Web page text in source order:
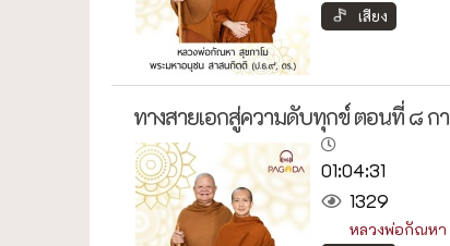
เสียง
ทางสายเอกสู่ความดับทุกข์ ตอนที่ ๘
01:04:31
1329
หลวงพ่อกัณหา